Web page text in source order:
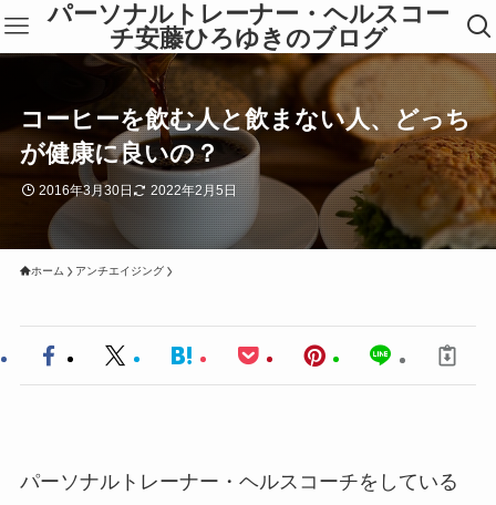
パーソナルトレーナー・ヘルスコー
チ安藤ひろゆきのブログ
コーヒーを飲む人と飲まない人、どっち
が健康に良いの？
2016年3月30日 2022年2月5日
ホーム アンチエイジング
パーソナルトレーナー・ヘルスコーチをしている